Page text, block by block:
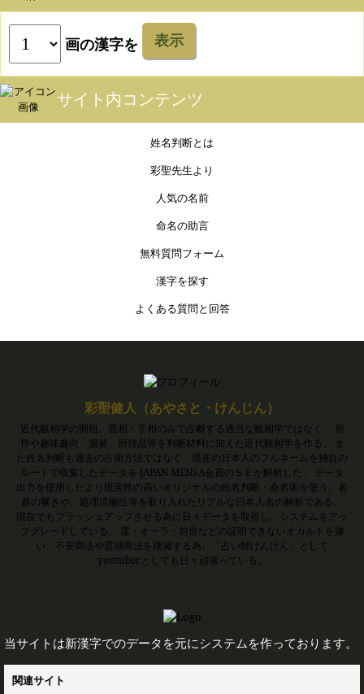
画の漢字を 表示
サイト内コンテンツ
姓名判断とは
彩聖先生より
人気の名前
命名の助言
無料質問フォーム
漢字を探す
よくある質問と回答
彩聖健人（あやさと・けんじん）
近代観相学の開祖。面相・手相のみで占断する適当な観相学ではなく、 所
作や趣味趣向、服装、所持品等を判断材料に加えた近代観相学を作る。 ま
た姓名判断も過去の占術方法ではなく、現在の日本人のフルネームを独自の
ルートで収集したデータを JAPAN MENSA会員のＳＥが解析した、 データ
出力を使用したより現実性の高いオリジナルの姓名判断・命名術を使う。名
前の響きや、処理流暢性等を取り入れたリアルな日本人名の解析である。
現在でもブラッシュアップさせる為に日々データを取得し、システムをアッ
プグレードしている。 霊・オーラ・前世などの証明できないオカルトを嫌
い、不安商法や霊感商法を撲滅する為、「占い師けんけん」として
youtuberとしても日々頑張っている。
当サイトは新漢字でのデータを元にシステムを作っております。
関連サイト